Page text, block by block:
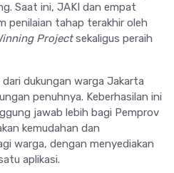
Saat ini, JAKI dan empat
penilaian tahap terakhir oleh
Projectsekaligus peraih
dukungan warga Jakarta
penuhnya. Keberhasilan ini
jawab lebih bagi Pemprov
kemudahan dan
warga, dengan menyediakan
aplikasi.